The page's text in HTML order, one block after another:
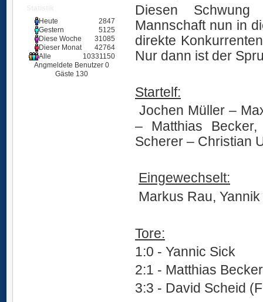
Heute
2847
Gestern
5125
Diese Woche
31085
Dieser Monat
42764
Alle
10331150
Angmeldete Benutzer 0
Gäste 130
Diesen
Mannschaft nun in
direkte
Nur dann ist der
Startelf:
Jochen Müller –
­– Matthias
Scherer – Christian
Eingewechselt:
Markus Rau,
Tore:
1:0 - Yannic Sick
2:1 - Matthias Becker
3:3 - David Scheid